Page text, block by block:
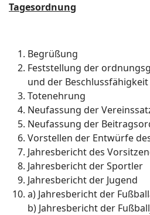
Tagesordnung
Begrüßung
Feststellung der
und der
Totenehrung
Neufassung der
Neufassung der
Vorstellen der Entwürfe
Jahresbericht des
Jahresbericht der Sportler
Jahresbericht der Jugend
a) Jahresbericht der
b) Jahresbericht der